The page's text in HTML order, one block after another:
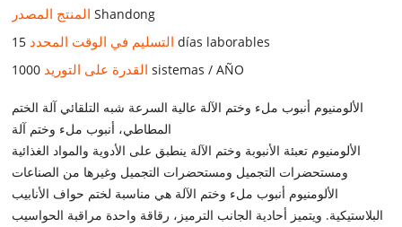
المنتج المصدرShandong
التسليم في الوقت المحدد 15 días laborables
القدرة على التوريد 1000 sistemas / AÑO
الألومنيوم أنبوب ملء وختم الآلة عالية السرعة شبه التلقائي آلة الختم
المطاطي، أنبوب ملء وختم آلة
الألومنيوم تعبئة الأنبوبة وختم الآلة ينطبق على الأدوية والمواد الغذائية
ومستحضرات التجميل ومستحضرات التجميل وغيرها من الصناعات
الألومنيوم أنبوب ملء وختم الآلة هي مناسبة لختم حواف الأنابيب
البلاستيكية. ويتميز أحادية الجانب الترميز، رقاقة واحدة مراقبة الحواسيب